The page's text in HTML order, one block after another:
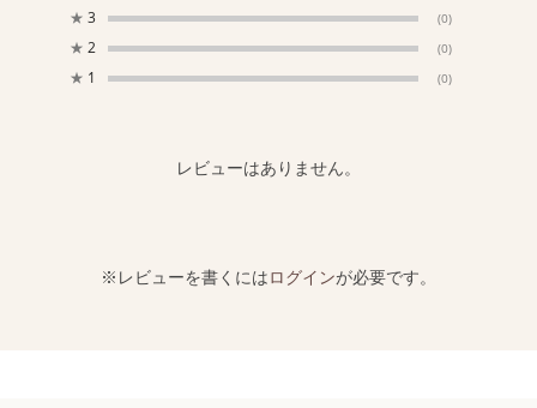
★ 3 (0)
★ 2 (0)
★ 1 (0)
レビューはありません。
※レビューを書くにはログインが必要です。